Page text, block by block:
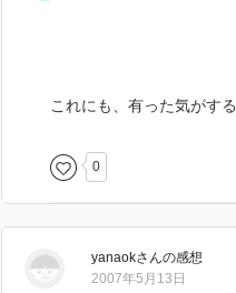
これにも、有った気がする
0
yanaokさんの感想
2007年5月13日